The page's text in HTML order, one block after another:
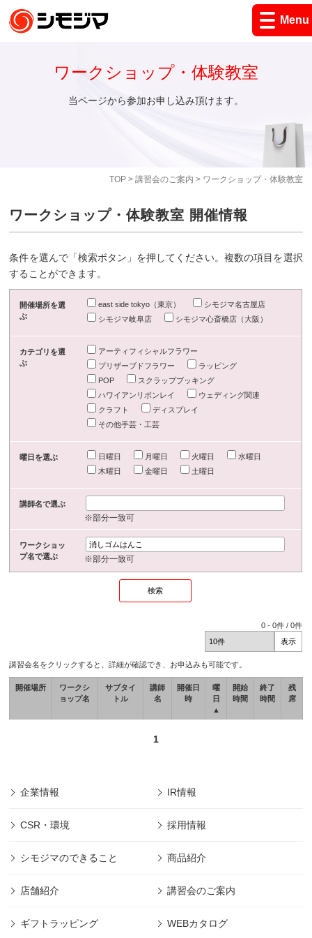
Menu
TOP> 講習会のご案内 > ワークショップ・体験教室
ワークショップ・体験教室
当ページから参加お申し込み頂けます。
ワークショップ・体験教室 開催情報
条件を選んで「検索ボタン」を押してください。複数の項目を選択
することができます。
開催場所を選
ぶ
east side tokyo（東京）
シモジマ名古屋店
シモジマ岐阜店
シモジマ心斎橋店（大阪）
カテゴリを選
ぶ
アーティフィシャルフラワー
プリザーブドフラワー
ラッピング
POP
スクラップブッキング
ハワイアンリボンレイ
ウェディング関連
クラフト
ディスプレイ
その他手芸・工芸
曜日を選ぶ 日曜日 月曜日 火曜日
水曜日
木曜日
金曜日 土曜日
講師名で選ぶ
※部分一致可
ワークショッ
プ名で選ぶ
※部分一致可
0 -0件 /0件
講習会名をクリックすると、詳細が確認でき、お申込みも可能です。
開催場所
ワークシ
ョップ名
サブタイ
トル
講師
名
開催日
時
曜
日
▲
開始
時間
終了
時間
残
席
1
企業情報 IR情報
CSR・環境 採用情報
シモジマのできること 商品紹介
店舗紹介 講習会のご案内
ギフトラッピング WEBカタログ